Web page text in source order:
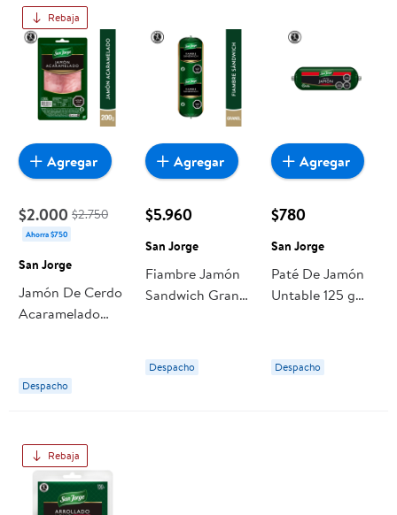
Rebaja
$2.000 $2.750
Ahorra $750
San Jorge
Jamón De Cerdo
Acaramelado
Despacho
Agregar
$5.960
San Jorge
Fiambre Jamón
Sandwich Granel
Despacho
Agregar
$780
San Jorge
Paté De Jamón
Untable 125 g
Despacho
Agregar
Rebaja